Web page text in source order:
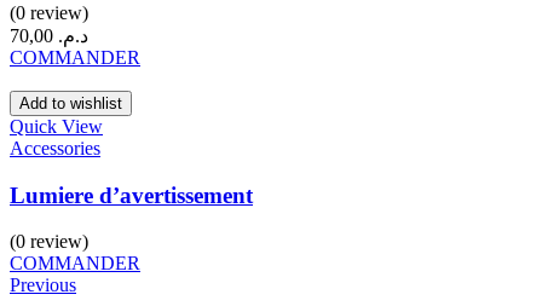
(0 review)
د.م.
COMMANDER
Add to wishlist
Quick View
Accessories
Lumiere d’avertissement
(0 review)
COMMANDER
Previous